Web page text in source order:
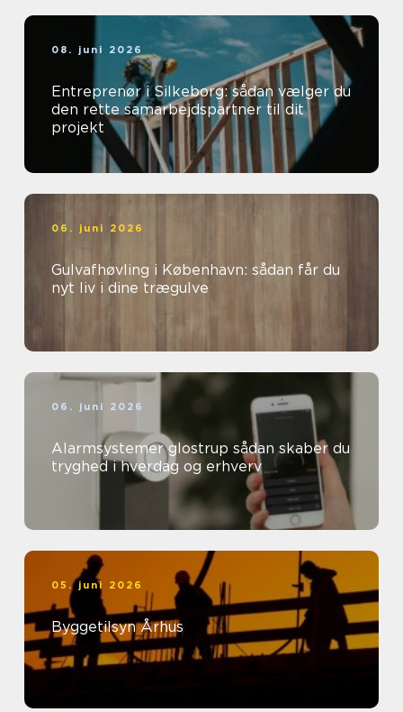
08. juni 2026
Entreprenør i Silkeborg: sådan vælger du
den rette samarbejdspartner til dit
projekt
06. juni 2026
Gulvafhøvling i København: sådan får du
nyt liv i dine trægulve
06. juni 2026
Alarmsystemer glostrup sådan skaber du
tryghed i hverdag og erhverv
05. juni 2026
Byggetilsyn Århus